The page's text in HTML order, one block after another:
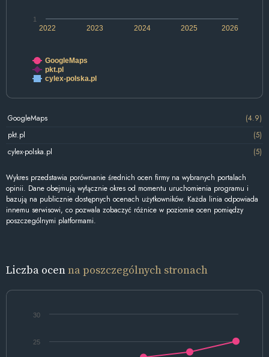
2022 2024 2026
2023 2025
1
GoogleMaps
pkt.pl
cylex-polska.pl
GoogleMaps
(4.9)
pkt.pl
(5)
cylex-polska.pl
(5)
Wykres przedstawia porównanie średnich ocen firmy na wybranych portalach
opinii. Dane obejmują wyłącznie okres od momentu uruchomienia programu i
bazują na publicznie dostępnych ocenach użytkowników. Każda linia odpowiada
innemu serwisowi, co pozwala zobaczyć różnice w poziomie ocen pomiędzy
poszczególnymi platformami.
Liczba ocenna poszczególnych stronach
25
30